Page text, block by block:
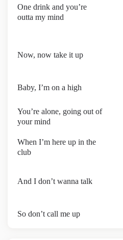
One drink and you’re
outta my mind
Now, now take it up
Baby, I’m on a high
You’re alone, going out of
your mind
When I’m here up in the
club
And I don’t wanna talk
So don’t call me up